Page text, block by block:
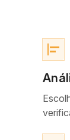
align_horizontal_left